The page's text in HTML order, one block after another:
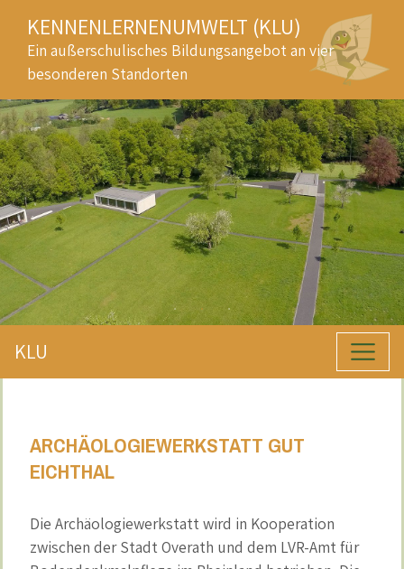
KENNENLERNENUMWELT (KLU)
Ein außerschulisches Bildungsangebot an vier
besonderen Standorten
KLU
ARCHÄOLOGIEWERKSTATT GUT
EICHTHAL
Die Archäologiewerkstatt wird in Kooperation
zwischen der Stadt Overath und dem LVR-Amt für